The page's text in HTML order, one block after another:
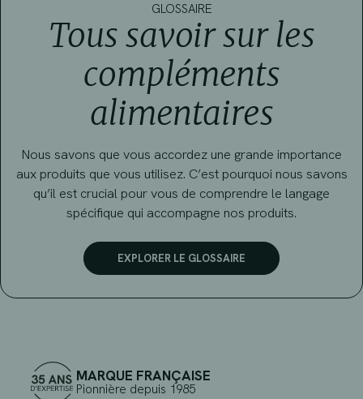
GLOSSAIRE
Tous savoir sur les
compléments
alimentaires
Nous savons que vous accordez une grande importance
aux produits que vous utilisez. C’est pourquoi nous savons
qu’il est crucial pour vous de comprendre le langage
spécifique qui accompagne nos produits.
EXPLORER LE GLOSSAIRE
MARQUE FRANÇAISE
Pionnière depuis 1985